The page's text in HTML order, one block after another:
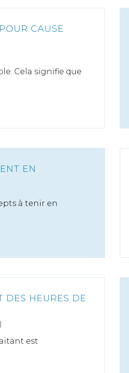
CAUSE
Cela signifie que
EN
à tenir en
DES HEURES DE
est